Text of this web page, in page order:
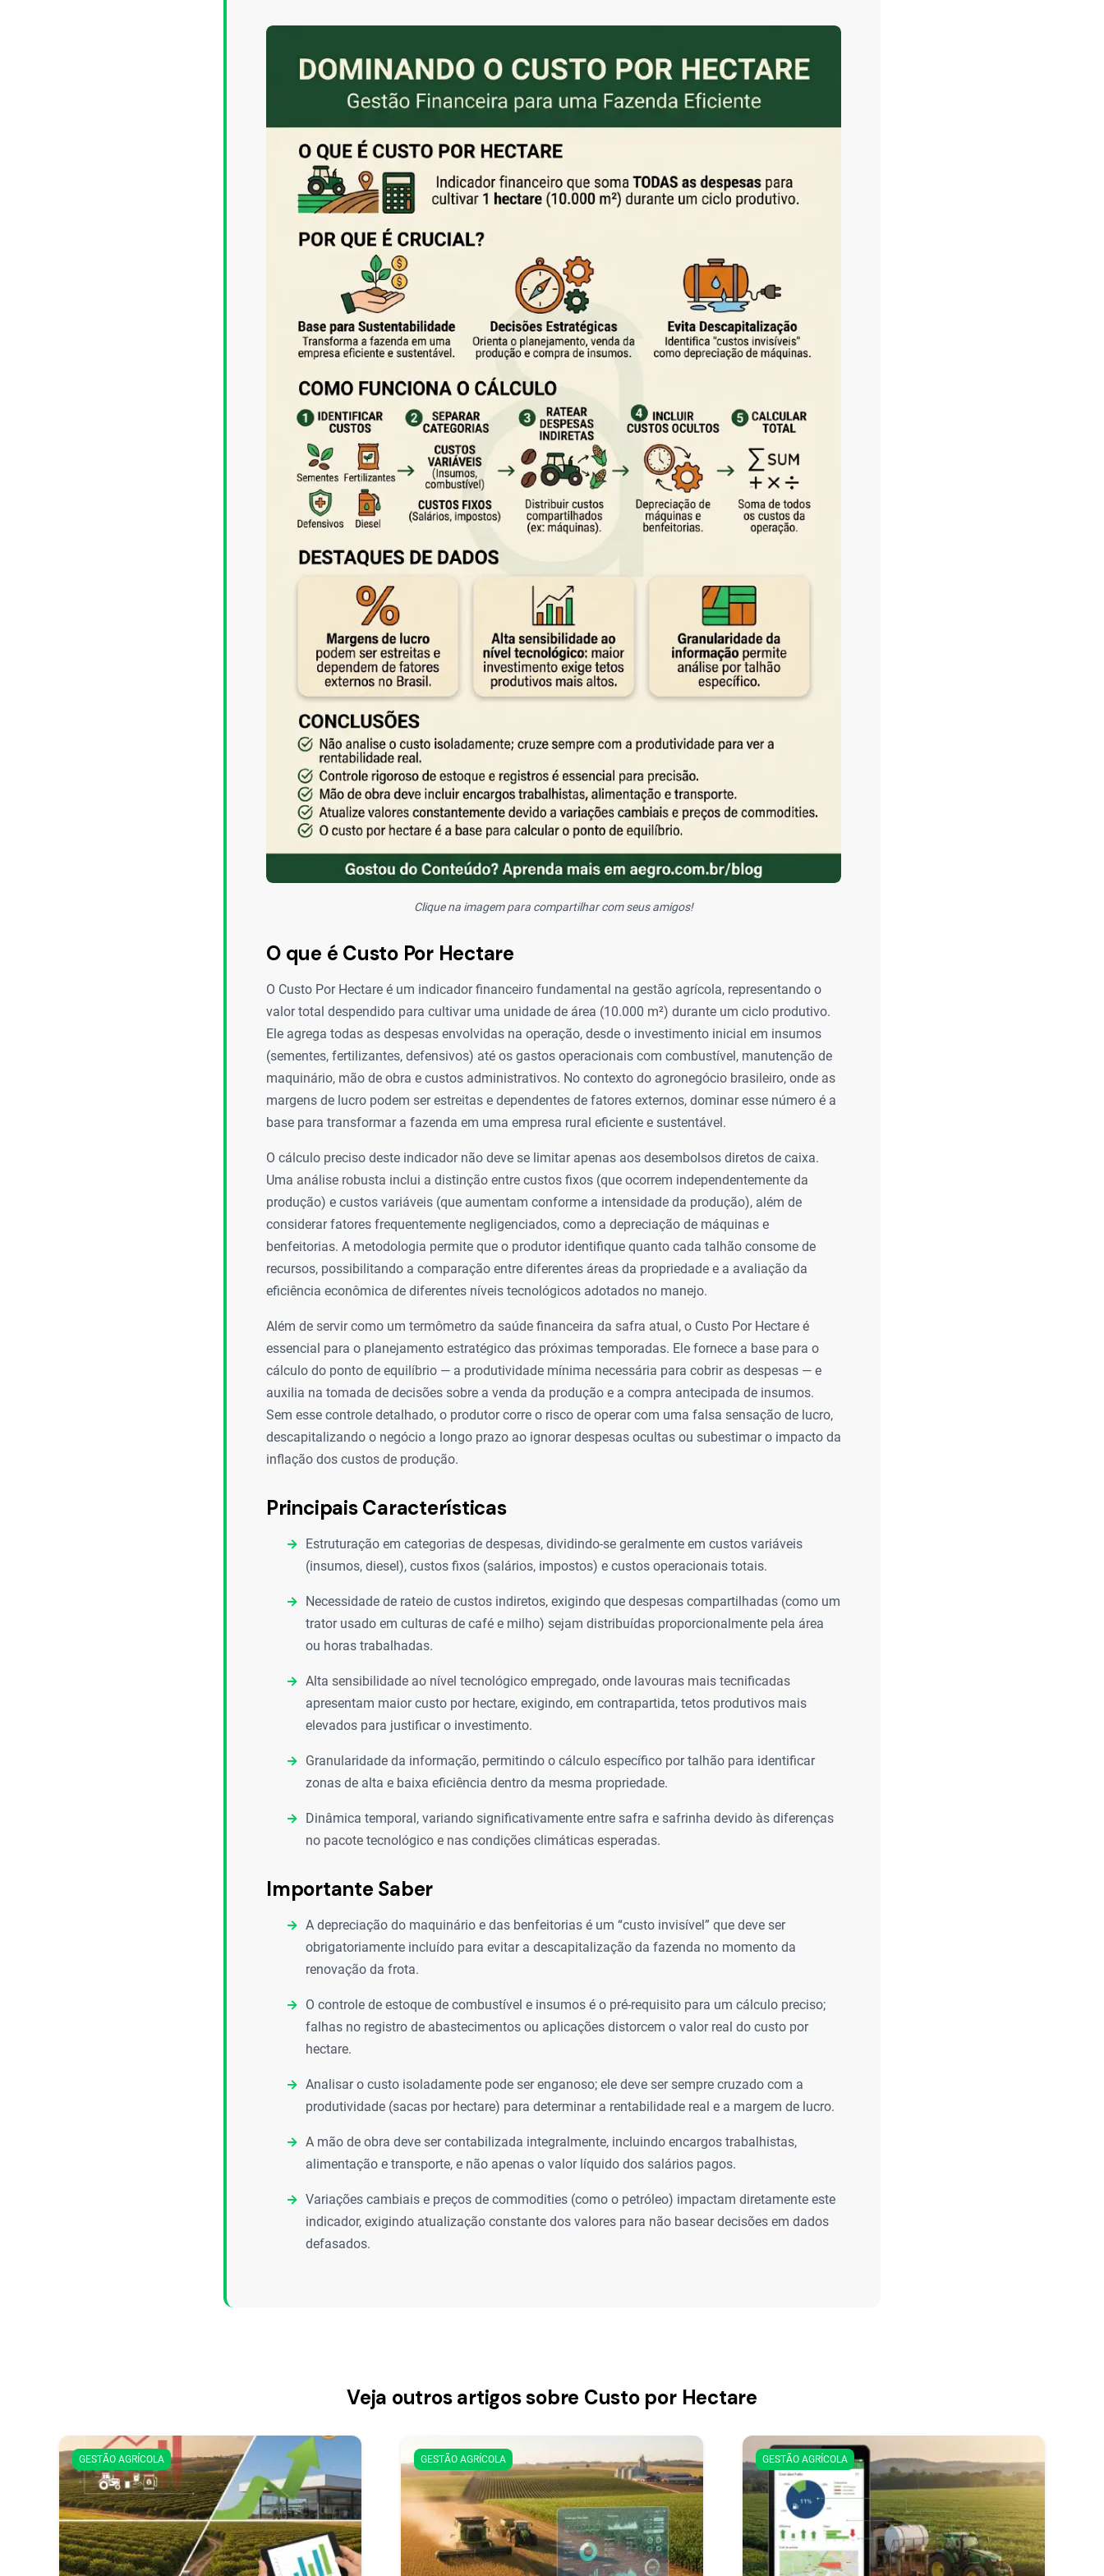
Clique na imagem para compartilhar com seus amigos!
O que é Custo Por Hectare
O Custo Por Hectare é um indicador financeiro fundamental na gestão agrícola, representando o
valor total despendido para cultivar uma unidade de área (10.000 m²) durante um ciclo produtivo.
Ele agrega todas as despesas envolvidas na operação, desde o investimento inicial em insumos
(sementes, fertilizantes, defensivos) até os gastos operacionais com combustível, manutenção de
maquinário, mão de obra e custos administrativos. No contexto do agronegócio brasileiro, onde as
margens de lucro podem ser estreitas e dependentes de fatores externos, dominar esse número é a
base para transformar a fazenda em uma empresa rural eficiente e sustentável.
O cálculo preciso deste indicador não deve se limitar apenas aos desembolsos diretos de caixa.
Uma análise robusta inclui a distinção entre custos fixos (que ocorrem independentemente da
produção) e custos variáveis (que aumentam conforme a intensidade da produção), além de
considerar fatores frequentemente negligenciados, como a depreciação de máquinas e
benfeitorias. A metodologia permite que o produtor identifique quanto cada talhão consome de
recursos, possibilitando a comparação entre diferentes áreas da propriedade e a avaliação da
eficiência econômica de diferentes níveis tecnológicos adotados no manejo.
Além de servir como um termômetro da saúde financeira da safra atual, o Custo Por Hectare é
essencial para o planejamento estratégico das próximas temporadas. Ele fornece a base para o
cálculo do ponto de equilíbrio — a produtividade mínima necessária para cobrir as despesas — e
auxilia na tomada de decisões sobre a venda da produção e a compra antecipada de insumos.
Sem esse controle detalhado, o produtor corre o risco de operar com uma falsa sensação de lucro,
descapitalizando o negócio a longo prazo ao ignorar despesas ocultas ou subestimar o impacto da
inflação dos custos de produção.
Principais Características
Estruturação em categorias de despesas, dividindo-se geralmente em custos variáveis
(insumos, diesel), custos fixos (salários, impostos) e custos operacionais totais.
Necessidade de rateio de custos indiretos, exigindo que despesas compartilhadas (como um
trator usado em culturas de café e milho) sejam distribuídas proporcionalmente pela área
ou horas trabalhadas.
Alta sensibilidade ao nível tecnológico empregado, onde lavouras mais tecnificadas
apresentam maior custo por hectare, exigindo, em contrapartida, tetos produtivos mais
elevados para justificar o investimento.
Granularidade da informação, permitindo o cálculo específico por talhão para identificar
zonas de alta e baixa eficiência dentro da mesma propriedade.
Dinâmica temporal, variando significativamente entre safra e safrinha devido às diferenças
no pacote tecnológico e nas condições climáticas esperadas.
Importante Saber
A depreciação do maquinário e das benfeitorias é um “custo invisível” que deve ser
obrigatoriamente incluído para evitar a descapitalização da fazenda no momento da
renovação da frota.
O controle de estoque de combustível e insumos é o pré-requisito para um cálculo preciso;
falhas no registro de abastecimentos ou aplicações distorcem o valor real do custo por
hectare.
Analisar o custo isoladamente pode ser enganoso; ele deve ser sempre cruzado com a
produtividade (sacas por hectare) para determinar a rentabilidade real e a margem de lucro.
A mão de obra deve ser contabilizada integralmente, incluindo encargos trabalhistas,
alimentação e transporte, e não apenas o valor líquido dos salários pagos.
Variações cambiais e preços de commodities (como o petróleo) impactam diretamente este
indicador, exigindo atualização constante dos valores para não basear decisões em dados
defasados.
Veja outros artigos sobre Custo por Hectare
GESTÃO AGRÍCOLA GESTÃO AGRÍCOLA GESTÃO AGRÍCOLA